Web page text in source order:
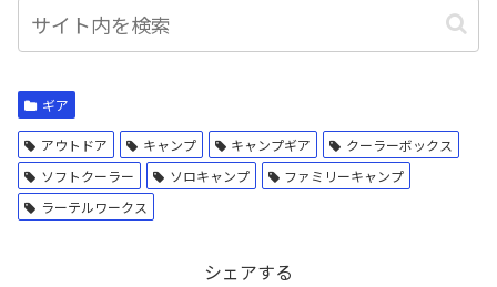
ギア
アウトドア キャンプ キャンプギア
クーラーボックス
ソフトクーラー
ソロキャンプ
ファミリーキャンプ
ラーテルワークス
シェアする